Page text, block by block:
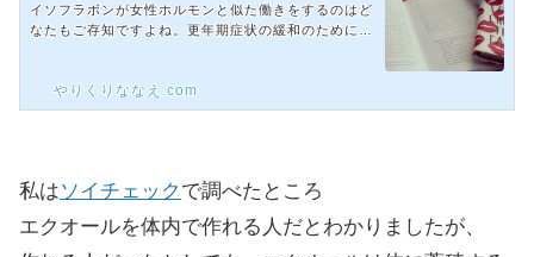
いはなぜ起きる？
イソフラボンが女性ホルモンと似た働きをするのはど
なたもご存知ですよね。更年期症状の緩和のために、
調が良くなったと感じる人、感じない人の違いがある
のはどうしてでしょう？ダイゼインと腸内細菌が出会
会うと「エクオール」と言う物質に変わります。その
やりくりななえ.com
私はソイチェック で調べたところ
エクオールを体内で作れる人だとわかりましたが、